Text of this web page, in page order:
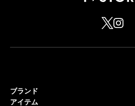
ブランド
アイテム